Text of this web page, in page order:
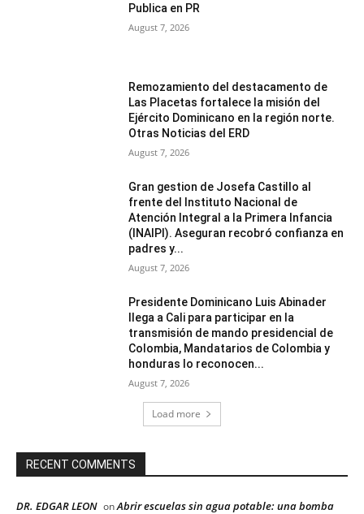
Publica en PR
August 7, 2026
Remozamiento del destacamento de
Las Placetas fortalece la misión del
Ejército Dominicano en la región norte.
Otras Noticias del ERD
August 7, 2026
Gran gestion de Josefa Castillo al
frente del Instituto Nacional de
Atención Integral a la Primera Infancia
(INAIPI). Aseguran recobró confianza en
padres y...
August 7, 2026
Presidente Dominicano Luis Abinader
llega a Cali para participar en la
transmisión de mando presidencial de
Colombia, Mandatarios de Colombia y
honduras lo reconocen...
August 7, 2026
Load more
RECENT COMMENTS
DR. EDGAR LEON onAbrir escuelas sin agua potable: una bomba